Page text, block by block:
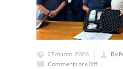
27 marzo, 2026
By
Comments are Off